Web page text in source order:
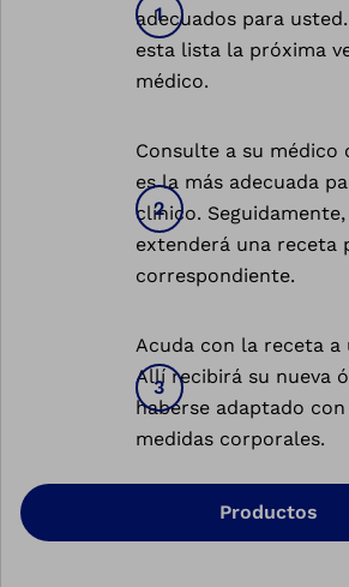
adecuados para
esta lista la próxima
médico.
Consulte a su médico
es la más adecuada
clínico.
extenderá una receta
correspondiente.
Acuda con la receta a
Allí recibirá su nueva
haberse adaptado
medidas corporales.
Productos